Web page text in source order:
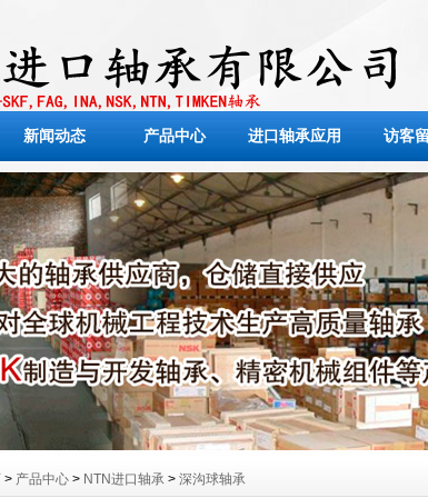
新闻动态 产品中心 进口轴承应用 访客
> 产品中心 > NTN进口轴承 > 深沟球轴承